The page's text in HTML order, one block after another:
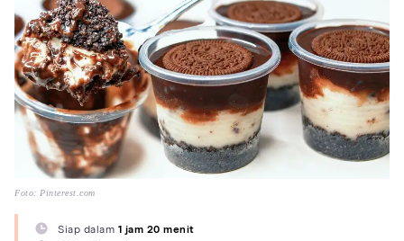
Foto: Pinterest.com
Siap dalam 1 jam 20 menit